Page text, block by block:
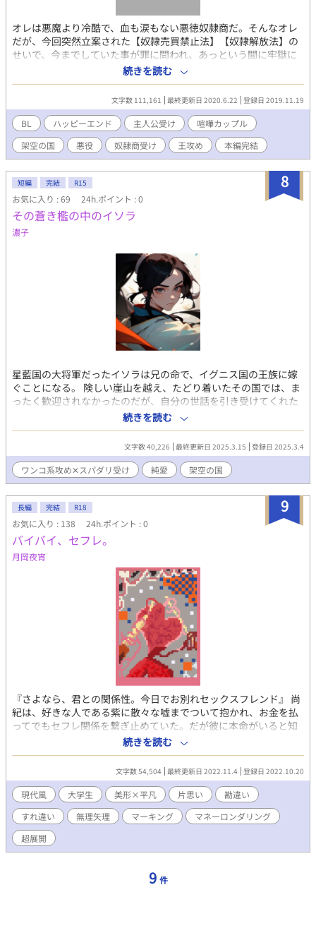
オレは悪魔より冷酷で、血も涙もない悪徳奴隷商だ。そんなオレ
だが、今回突然立案された【奴隷売買禁止法】【奴隷解放法】の
せいで、今までしていた事が罪に問われ、あっという間に牢獄に
入れられてしまった。…牢獄寒いぞ。外は汗ばむ気候なのに…牢
獄寒いんだぞ…？一応助けはくる予定なんだが、相手の都合もあ
るので、まぁ気長に待とうと思う。 ―――悪徳奴隷シリーズ
part1。世界・時代は同じですが、カップルが違うので別登録して
います。
続きを読む
文字数 111,161 最終更新日 2020.6.22 登録日 2019.11.19
BL ハッピーエンド 主人公受け
喧嘩カップル
架空の国
悪役 奴隷商受け 王攻め 本編完結
8
短編 完結 R15
お気に入り : 69 24h.ポイント : 0
その蒼き檻の中のイソラ
濃子
星藍国の大将軍だったイソラは兄の命で、イグニス国の王族に嫁
ぐことになる。 険しい崖山を越え、たどり着いたその国では、ま
ったく歓迎されなかったのだが、自分の世話を引き受けてくれた
愛らしい青年と、イソラは恋におちていくーー。 『ワンコ系攻め
✕スパダリ受け』カップルの、純愛の話です。 エッチなシーンは
控えめです。 １日１回の更新を目指しています。 どうぞ、よろし
くお願いいたします(*^^*) 挿絵はAIを使用していますが、あくま
でイメージです。すみません。
続きを読む
文字数 40,226 最終更新日 2025.3.15 登録日 2025.3.4
ワンコ系攻め✕スパダリ受け 純愛 架空の国
9
長編 完結 R18
お気に入り : 138 24h.ポイント : 0
バイバイ、セフレ。
月岡夜宵
『さよなら、君との関係性。今日でお別れセックスフレンド』 尚
紀は、好きな人である紫に散々な嘘までついて抱かれ、お金を払
ってでもセフレ関係を繋ぎ止めていた。だが彼に本命がいると知
ってしまい、円満に別れようとする。ところが、決意を新たにし
た矢先、とんでもない事態に発展してしまい――なんと自分から
突き放すことに！？ 素直になれない尚紀を置きざりに事態はど
んどん劇化し、最高潮に達する時、やがて一つの結実となる。 前
知らせ） ・舞台は現代日本っぽい架空の国。 ・人気者攻め（非童
貞）×日陰者受け（処女）。 ※この小説は「アルファポリス」、
「ムーンライトノベルズ」にて重複投稿しています。
続きを読む
文字数 54,504 最終更新日 2022.11.4 登録日 2022.10.20
現代風 大学生 美形×平凡 片思い
勘違い
すれ違い
無理矢理 マーキング
マネーロンダリング
超展開
9 件